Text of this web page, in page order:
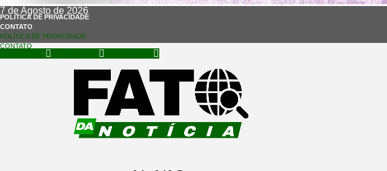
7 de Agosto de 2026
POLÍTICA DE PRIVACIDADE
CONTATO
POLÍTICA DE PRIVACIDADE
CONTATO